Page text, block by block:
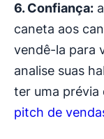
6. Confiança:
caneta aos
vendê-la para
analise suas
ter uma prévia
pitch de